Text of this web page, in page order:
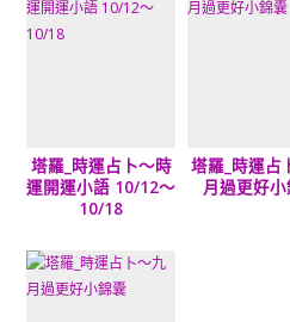
塔羅_時運占卜～時
運開運小語 10/12～
10/18
塔羅_時運占
月過更好